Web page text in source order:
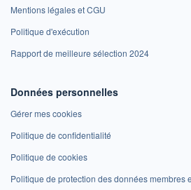
Mentions légales et CGU
Politique d'exécution
Rapport de meilleure sélection 2024
Données personnelles
Gérer mes cookies
Politique de confidentialité
Politique de cookies
Politique de protection des données membres